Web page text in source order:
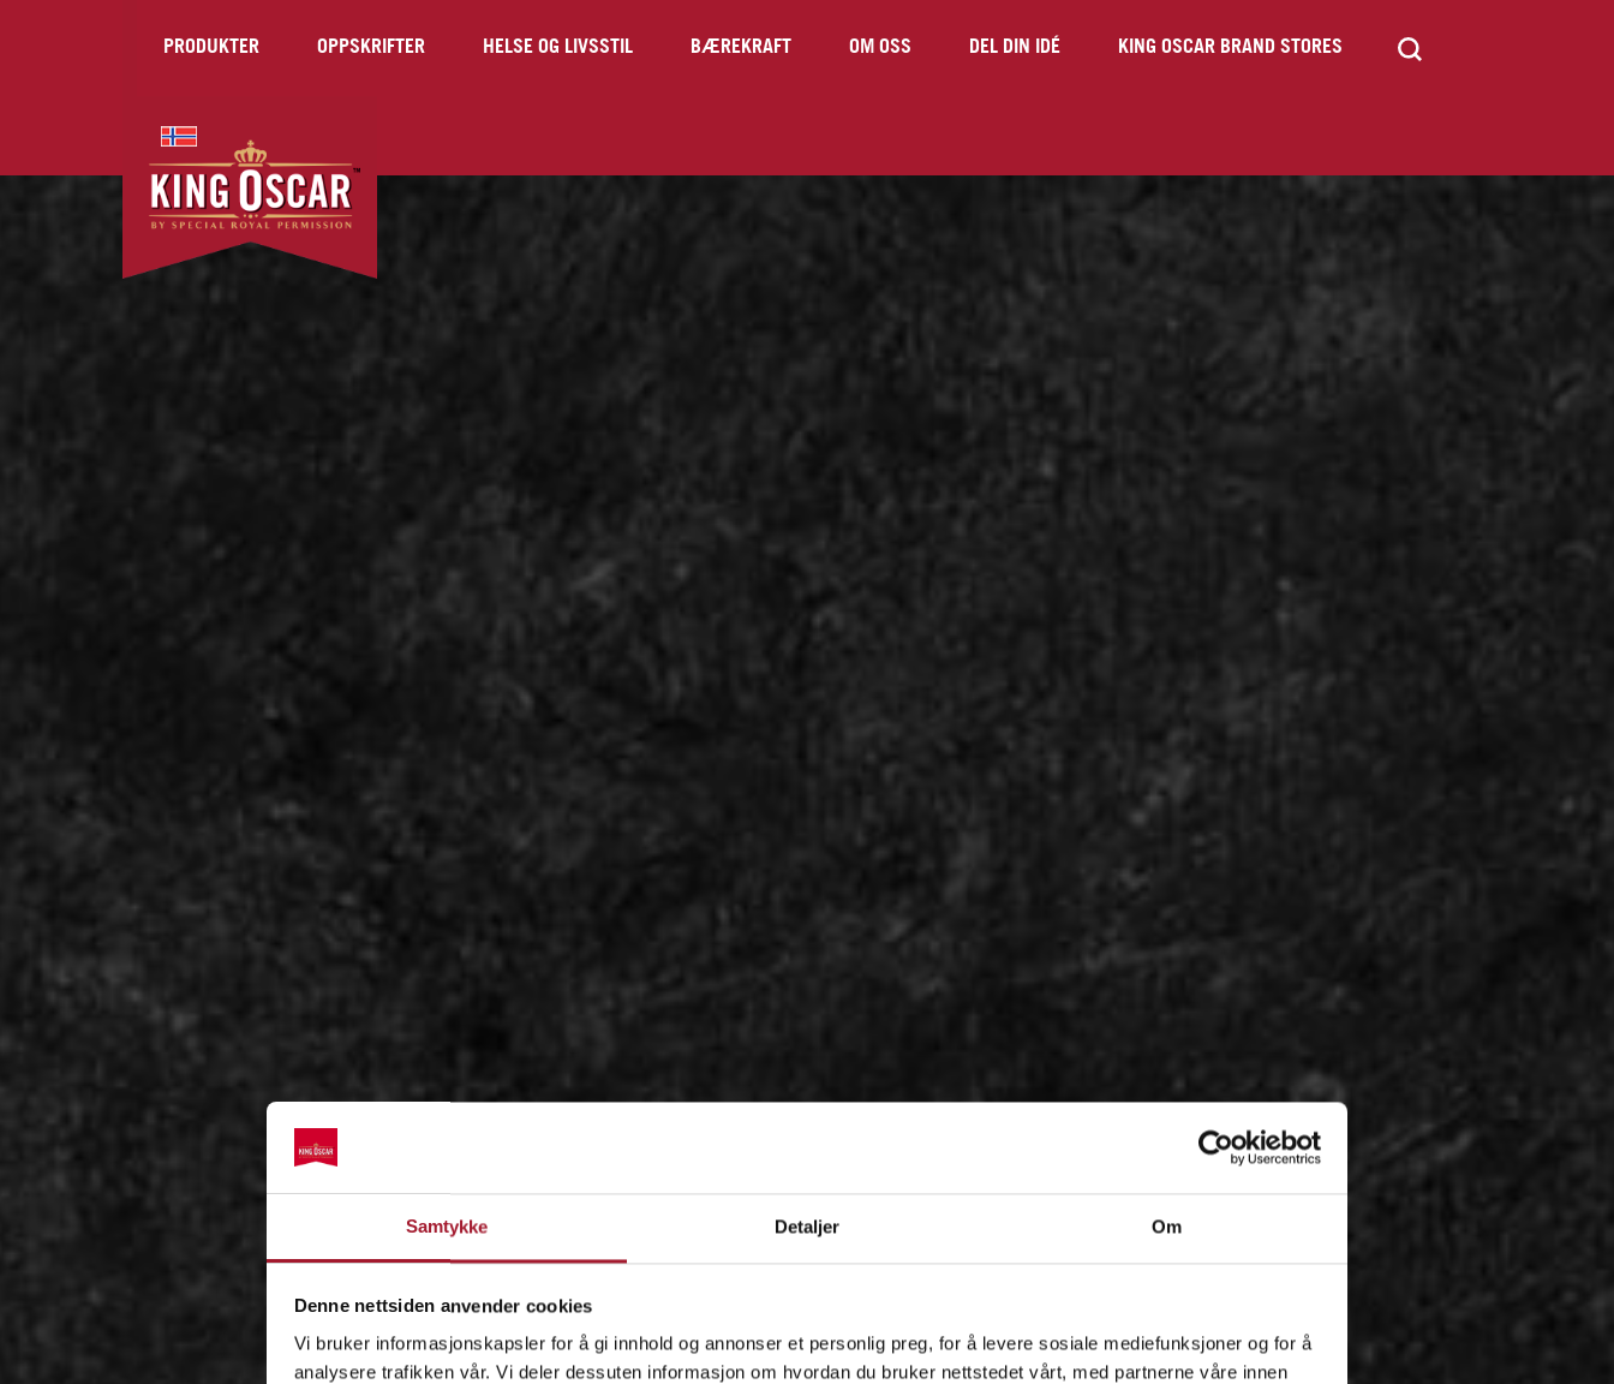
Samtykke Detaljer Om
Denne nettsiden anvender cookies
Vi bruker informasjonskapsler for å gi innhold og annonser et personlig preg, for å levere sosiale mediefunksjoner og for å
analysere trafikken vår. Vi deler dessuten informasjon om hvordan du bruker nettstedet vårt, med partnerne våre innen
PRODUKTER OPPSKRIFTER HELSE OG LIVSSTIL BÆREKRAFT OM OSS DEL DIN IDÉ KING OSCAR BRAND STORES